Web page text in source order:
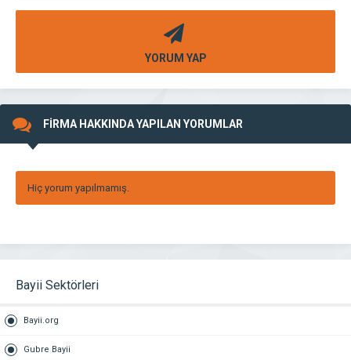
YORUM YAP
FİRMA HAKKINDA YAPILAN YORUMLAR
Hiç yorum yapılmamış.
Bayii Sektörleri
Bayii.org
Gubre Bayii